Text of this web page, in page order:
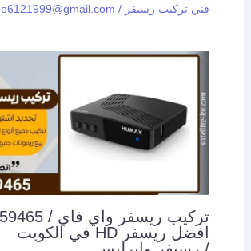
فني تركيب رسيفر / By
افضل ريسفر HD في الكويت